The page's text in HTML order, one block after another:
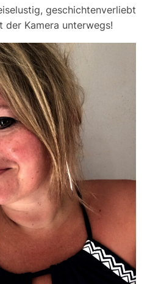
geschichtenverliebt
der Kamera unterwegs!